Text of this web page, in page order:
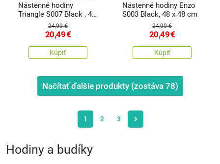
Nástenné hodiny
Triangle S007 Black , 48
24,99 €
20,49€
Kúpiť
Nástenné hodiny Enzo
S003 Black, 48 x 48 cm
24,99 €
20,49€
Kúpiť
Načítať ďalšie produkty (zostáva 78)
1 2 3
Hodiny a budíky